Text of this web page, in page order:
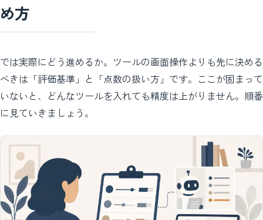
め方
では実際にどう進めるか。ツールの画面操作よりも先に決める
べきは「評価基準」と「点数の扱い方」です。ここが固まって
いないと、どんなツールを入れても精度は上がりません。順番
に見ていきましょう。